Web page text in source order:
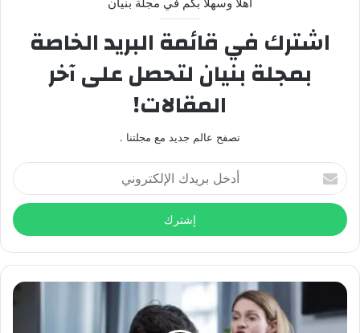
اشترك في قائمة البريد الخاصة
بمجلة بنيان لتحصل على آخر
المقالات!
تصفح عالم جديد مع مجلتنا .
أدخل
بريدك
الإلكتروني